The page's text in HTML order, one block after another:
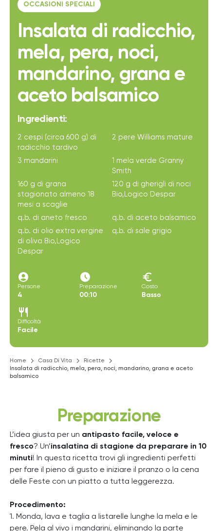
OCCASIONI SPECIALI
Insalata di radicchio,
mela, pera, noci,
mandarino, grana e
aceto balsamico
Ingredienti:
2 cespi (circa 600 g) di
radicchio tardivo
2 pere Williams mature
3 mandarini
1 mela verde Granny
Smith
160 g di grana
stagionato almeno 18
mesi a scaglie
120 g di gherigli di noci
Bio,Logico Despar
q.b. di aneto fresco
q.b. di aceto balsamico
q.b. di olio extra vergine
di oliva Bio,Logico
Despar
q.b. di sale grigio
account_circle
Persone
4
access_time_filled
Preparazione
00:10
euro
Costo
Basso
restaurant
Difficoltà
Facile
Home Casa Di Vita
Ricette
Insalata di radicchio, mela, pera, noci, mandarino, grana e aceto
balsamico
Preparazione
L’idea giusta per un antipasto facile, veloce e
fresco? Un’insalatina di stagione da preparare in 10
minuti! In questa ricetta trovi gli ingredienti perfetti
per fare il pieno di gusto e iniziare il pranzo o la cena
delle Feste con un piatto a tutta leggerezza.
Procedimento:
1. Monda, lava e taglia a listarelle lunghe la mela e le
pere. Pela al vivo i mandarini, eliminando la parte